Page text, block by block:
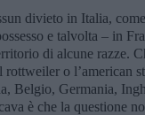
divieto in Italia,
e talvolta – in
di alcune razze.
o l’american
Belgio, Germania,
è che la questione